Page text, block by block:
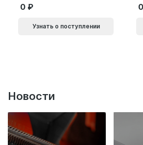
0
Узнать о поступлении
0
Новости